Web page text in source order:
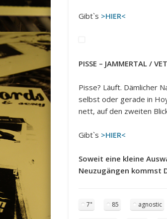
Gibt`s >HIER<
PISSE – JAMMERTAL /
Pisse? Läuft. Dämlicher
selbst oder gerade in
nett, auf den zweiten
Gibt`s >HIER<
Soweit eine kleine
Neuzugängen kommst
7" 85 agnostic